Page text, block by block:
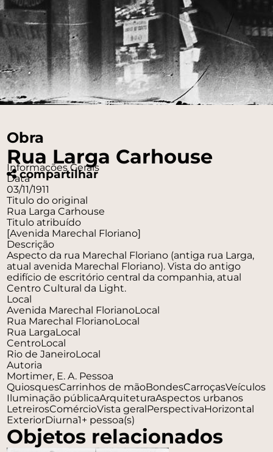
Obra
Rua Larga Carhouse
compartilhar
Informações Gerais
Data
03/11/1911
Titulo do original
Rua Larga Carhouse
Titulo atribuído
[Avenida Marechal Floriano]
Descrição
Aspecto da rua Marechal Floriano (antiga rua Larga,
atual avenida Marechal Floriano). Vista do antigo
edifício de escritório central da companhia, atual
Centro Cultural da Light.
Local
Avenida Marechal FlorianoLocal
Rua Marechal FlorianoLocal
Rua LargaLocal
CentroLocal
Rio de JaneiroLocal
Autoria
Mortimer, E. A. Pessoa
QuiosquesCarrinhos de mãoBondesCarroçasVeículos
Iluminação públicaArquiteturaAspectos urbanos
LetreirosComércioVista geralPerspectivaHorizontal
ExteriorDiurna1+ pessoa(s)
Objetos relacionados